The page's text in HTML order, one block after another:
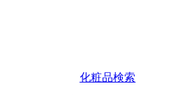
化粧品検索